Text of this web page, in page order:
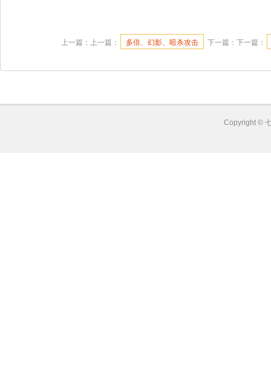
上一篇：上一篇： 多倍、幻影、暗杀攻击 下一篇：下一篇：
Copyright ©